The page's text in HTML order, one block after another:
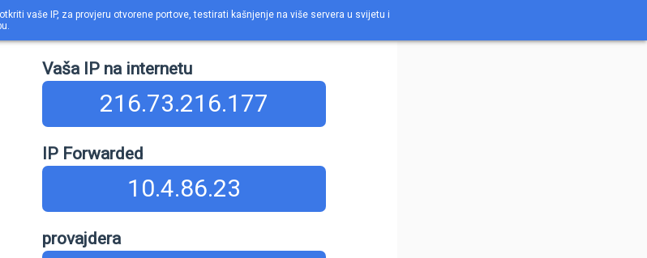
vaše IP, za provjeru otvorene portove, testirati kašnjenje na više servera u svijetu i
Vaša IP na internetu
216.73.216.177
IP Forwarded
10.4.86.23
provajdera